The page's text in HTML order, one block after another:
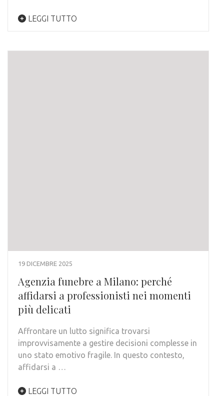
LEGGI TUTTO
19 DICEMBRE 2025
Agenzia funebre a Milano: perché
affidarsi a professionisti nei momenti
più delicati
Affrontare un lutto significa trovarsi
improvvisamente a gestire decisioni complesse in
uno stato emotivo fragile. In questo contesto,
affidarsi a …
LEGGI TUTTO